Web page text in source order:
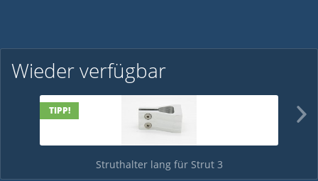
Wieder verfügbar
TIPP!
TIPP!
Struthalter lang für Strut 3